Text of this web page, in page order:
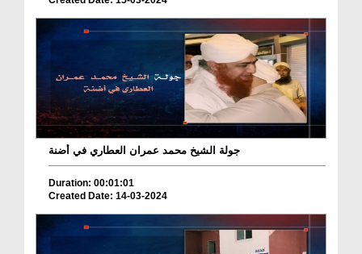
جولة الشيخ محمد عمران العطاري في أضنة
Duration: 00:01:01
Created Date: 14-03-2024